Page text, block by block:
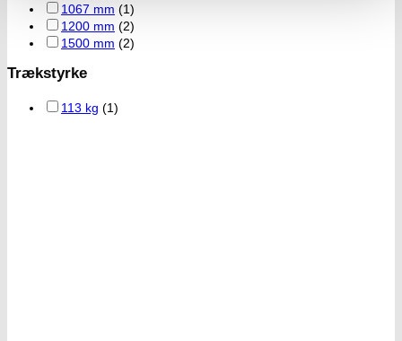
1067 mm (1)
1200 mm (2)
1500 mm (2)
Trækstyrke
113 kg (1)